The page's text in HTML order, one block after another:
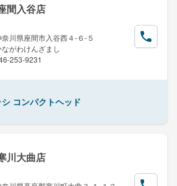
間入谷店
奈川県座間市入谷西４-６-５
ながわけんざまし
253-9231
コンパクトヘッド
川大曲店